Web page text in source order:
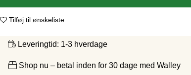
Tilføj til ønskeliste
Leveringtid: 1-3 hverdage
Shop nu – betal inden for 30 dage med Walley